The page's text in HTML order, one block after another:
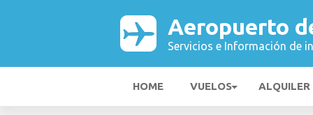
Aeropuerto
Servicios e Información de
HOME VUELOS ALQUILER